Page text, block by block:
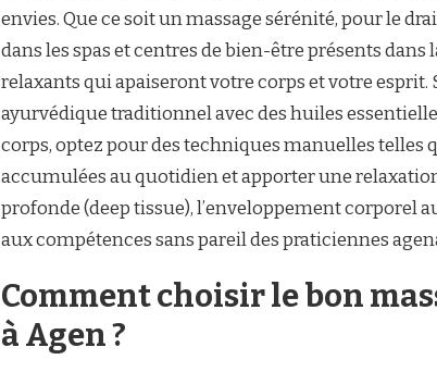
envies. Que ce soit un massage sérénité, pour le
dans les spas et centres de bien-être présents
relaxants qui apaiseront votre corps et votre
ayurvédique traditionnel avec des huiles
corps, optez pour des techniques manuelles
accumulées au quotidien et apporter une
profonde (deep tissue), l’enveloppement corporel
aux compétences sans pareil des praticiennes
Comment choisir le bon
à Agen ?